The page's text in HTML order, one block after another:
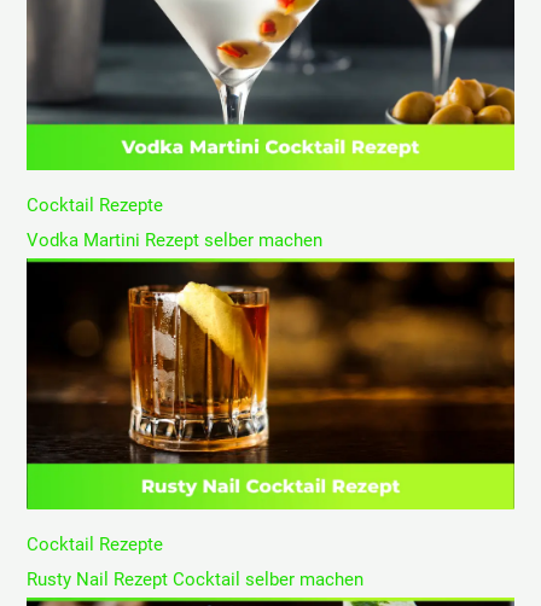
Cocktail Rezepte
Vodka Martini Rezept selber machen
Cocktail Rezepte
Rusty Nail Rezept Cocktail selber machen